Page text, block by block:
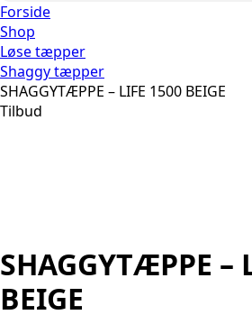
Forside
Shop
Løse tæpper
Shaggy tæpper
SHAGGYTÆPPE – LIFE 1500 BEIGE
Tilbud
SHAGGYTÆPPE –
BEIGE